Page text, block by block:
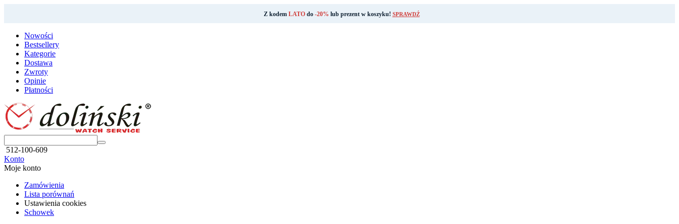
Z kodem LATOdo -20% lub prezent w koszyku! SPRAWDŹ
Nowości
Bestsellery
Kategorie
Dostawa
Zwroty
Opinie
Płatności
512-100-609
Konto
Moje konto
Zamówienia
Lista porównań
Ustawienia cookies
Schowek